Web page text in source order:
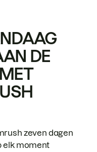
DE
zeven dagen
elk moment